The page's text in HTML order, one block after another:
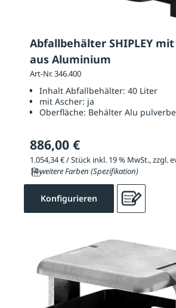
Abfallbehälter SHIPLEY
aus Aluminium
Art-Nr. 346.400
Inhalt Abfallbehälter: 40 Liter
mit Ascher: ja
Oberfläche: Behälter Alu
886,00 €
14 weitere Farben (Spezifikation)
Konfigurieren